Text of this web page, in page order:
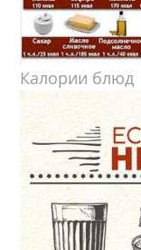
Калории блюд